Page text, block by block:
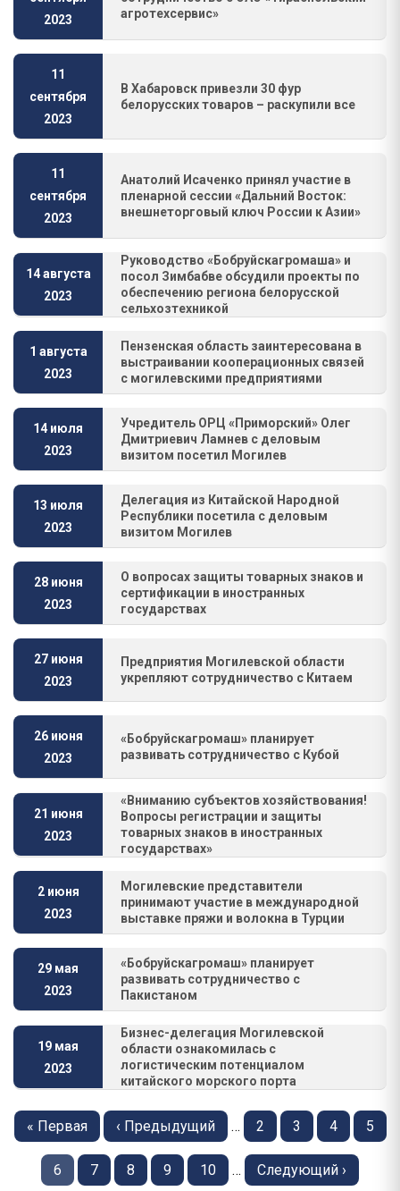
2023
агротехсервис»
11
сентября
2023
В Хабаровск привезли 30 фур
белорусских товаров – раскупили все
11
сентября
2023
Анатолий Исаченко принял участие в
пленарной сессии «Дальний Восток:
внешнеторговый ключ России к Азии»
14 августа
2023
Руководство «Бобруйскагромаша» и
посол Зимбабве обсудили проекты по
обеспечению региона белорусской
сельхозтехникой
1 августа
2023
Пензенская область заинтересована в
выстраивании кооперационных связей
с могилевскими предприятиями
14 июля
2023
Учредитель ОРЦ «Приморский» Олег
Дмитриевич Ламнев с деловым
визитом посетил Могилев
13 июля
2023
Делегация из Китайской Народной
Республики посетила с деловым
визитом Могилев
28 июня
2023
О вопросах защиты товарных знаков и
сертификации в иностранных
государствах
27 июня
2023
Предприятия Могилевской области
укрепляют сотрудничество с Китаем
26 июня
2023
«Бобруйскагромаш» планирует
развивать сотрудничество с Кубой
21 июня
2023
«Вниманию субъектов хозяйствования!
Вопросы регистрации и защиты
товарных знаков в иностранных
государствах»
2 июня
2023
Могилевские представители
принимают участие в международной
выставке пряжи и волокна в Турции
29 мая
2023
«Бобруйскагромаш» планирует
развивать сотрудничество с
Пакистаном
19 мая
2023
Бизнес-делегация Могилевской
области ознакомилась с
логистическим потенциалом
китайского морского порта
страниц
Первая
« Первая
Предыдущая
‹ Предыдущий … Страница
2 Страница
3 Страница
4 5
Страница
6 Страница
7 Страница
8 Страница
9 Страница
10 …
Следующая
Следующий ›